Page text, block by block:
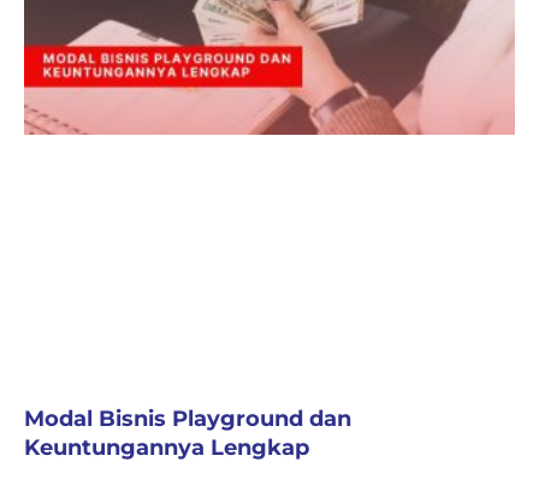
Modal Bisnis Playground dan
Keuntungannya Lengkap